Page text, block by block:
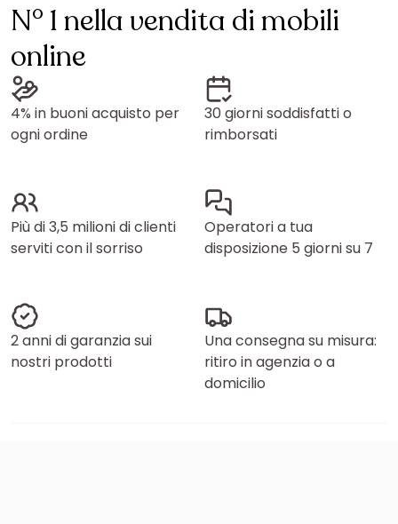
N° 1 nella vendita di mobili
online
4% in buoni acquisto per
ogni ordine
30 giorni soddisfatti o
rimborsati
Più di 3,5 milioni di clienti
serviti con il sorriso
Operatori a tua
disposizione 5 giorni su 7
2 anni di garanzia sui
nostri prodotti
Una consegna su misura:
ritiro in agenzia o a
domicilio